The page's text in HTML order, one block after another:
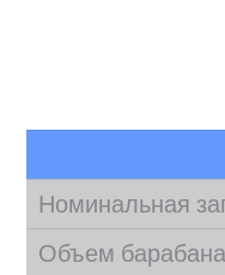
Номинальная
Объем